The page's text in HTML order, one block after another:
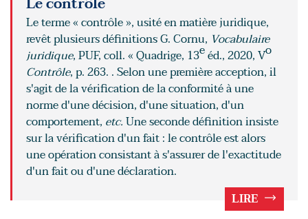
Le terme « contrôle », usité en matière juridique,
revêt plusieurs définitions G. Cornu, Vocabulaire
juridique, PUF, coll. « Quadrige, 13eéd., 2020, Vo
Contrôle, p. 263. . Selon une première acception, il
s'agit de la vérification de la conformité à une
norme d'une décision, d'une situation, d'un
comportement, etc.Une seconde définition insiste
sur la vérification d'un fait : le contrôle est alors
une opération consistant à s'assurer de l'exactitude
d'un fait ou d'une déclaration.
LIRE